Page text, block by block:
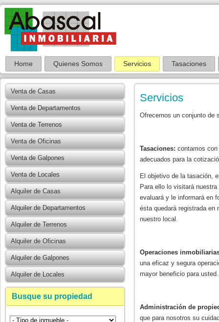
Home Quienes Somos Servicios Tasaciones
Venta de Casas
Venta de Departamentos
Venta de Terrenos
Venta de Oficinas
Venta de Galpones
Venta de Locales
Alquiler de Casas
Alquiler de Departamentos
Alquiler de Terrenos
Alquiler de Oficinas
Alquiler de Galpones
Alquiler de Locales
Busque su propiedad
Servicios
Ofrecemos un conjunto de
Tasaciones: contamos
adecuados para la
El objetivo de la tasación,
Para ello lo visitará
evaluará y le informará en
ésta quedará registrada en
nuestro local.
Operaciones
una eficaz y segura
mayor beneficio para usted.
Administración de
que para nosotros su